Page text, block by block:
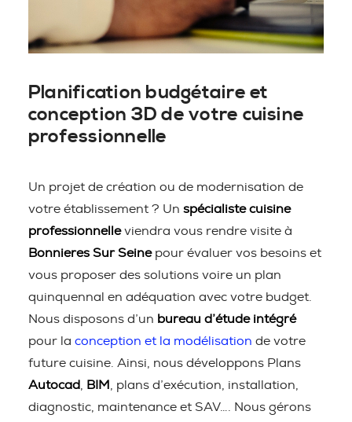
Planification budgétaire et
conception 3D de votre cuisine
professionnelle
Un projet de création ou de modernisation de
votre établissement ? Un spécialiste cuisine
professionnelleviendra vous rendre visite à
Bonnieres Sur Seinepour évaluer vos besoins et
vous proposer des solutions voire un plan
quinquennal en adéquation avec votre budget.
Nous disposons d’un bureau d’étude intégré
pour la conception et la modélisation de votre
future cuisine. Ainsi, nous développons Plans
Autocad
BIM
, plans d’exécution, installation,
diagnostic, maintenance et SAV…. Nous gérons